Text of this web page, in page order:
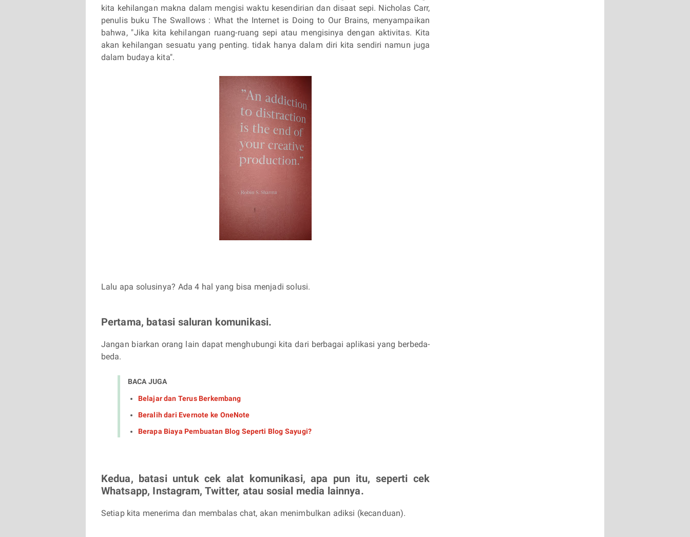
kita kehilangan makna dalam mengisi waktu kesendirian dan disaat sepi. Nicholas Carr,
penulis buku The Swallows : What the Internet is Doing to Our Brains, menyampaikan
bahwa, "Jika kita kehilangan ruang-ruang sepi atau mengisinya dengan aktivitas. Kita
akan kehilangan sesuatu yang penting. tidak hanya dalam diri kita sendiri namun juga
dalam budaya kita".
Lalu apa solusinya? Ada 4 hal yang bisa menjadi solusi.
Pertama, batasi saluran komunikasi.
Jangan biarkan orang lain dapat menghubungi kita dari berbagai aplikasi yang berbeda-
beda.
BACA JUGA
Belajar dan Terus Berkembang
Beralih dari Evernote ke OneNote
Berapa Biaya Pembuatan Blog Seperti Blog Sayugi?
Kedua, batasi untuk cek alat komunikasi, apa pun itu, seperti cek
Whatsapp, Instagram, Twitter, atau sosial media lainnya.
Setiap kita menerima dan membalas chat, akan menimbulkan adiksi (kecanduan).